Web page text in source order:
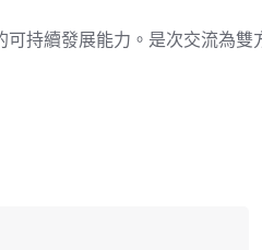
持續發展能力。是次交流為雙